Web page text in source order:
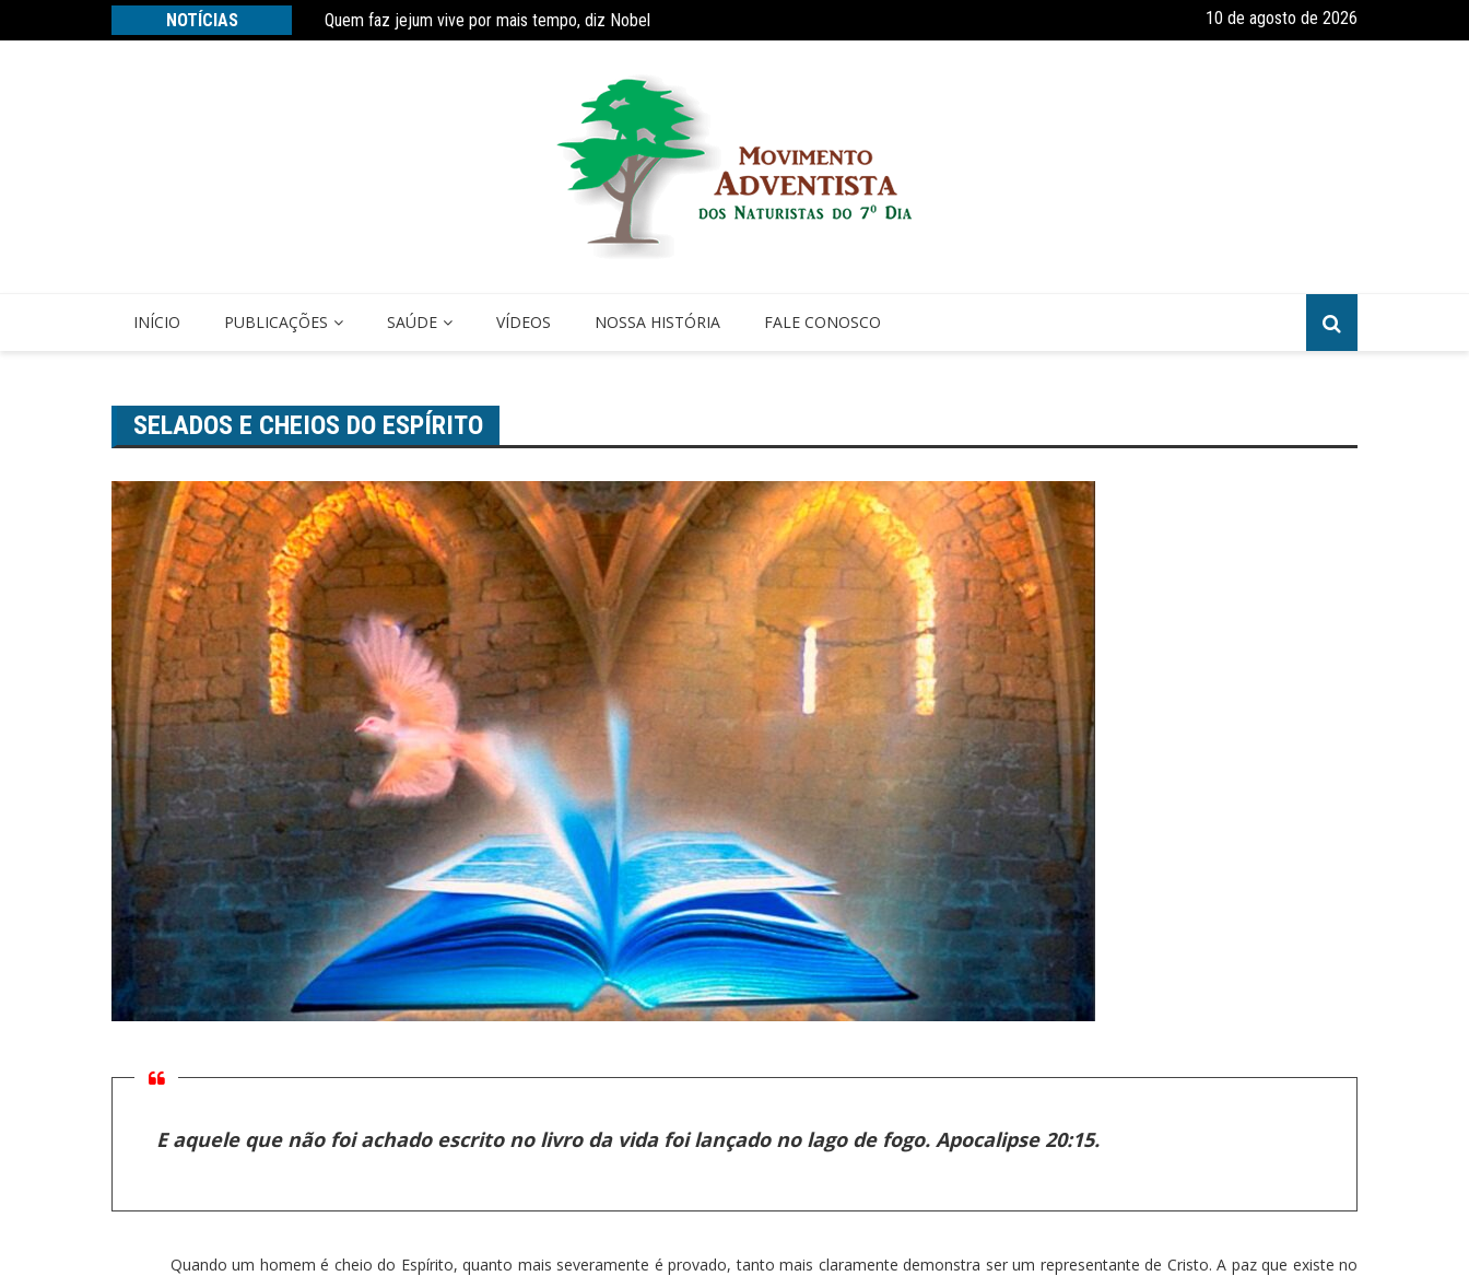
NOTÍCIAS
Quem faz jejum vive por mais tempo, diz Nobel
Estudo constata que período de faculdade faz com que 70% dos jovens cristãos abandonem a igrejaReavivamento e Reforma – Um Convite ao Estudo da Parábola das Dez
10 de agosto de 2026
INÍCIO PUBLICAÇÕES SAÚDE VÍDEOS NOSSA HISTÓRIA FALE CONOSCO
SELADOS E CHEIOS DO ESPÍRITO
E aquele que não foi achado escrito no livro da vida foi lançado no lago de fogo. Apocalipse 20:15.
Quando um homem é cheio do Espírito, quanto mais severamente é provado, tanto mais claramente demonstra ser um representante de Cristo. A paz que existe no